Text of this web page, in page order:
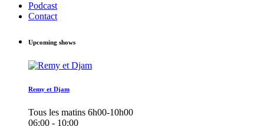
Podcast
Contact
Upcoming shows
Remy et Djam
Tous les matins 6h00-10h00
06:00 - 10:00